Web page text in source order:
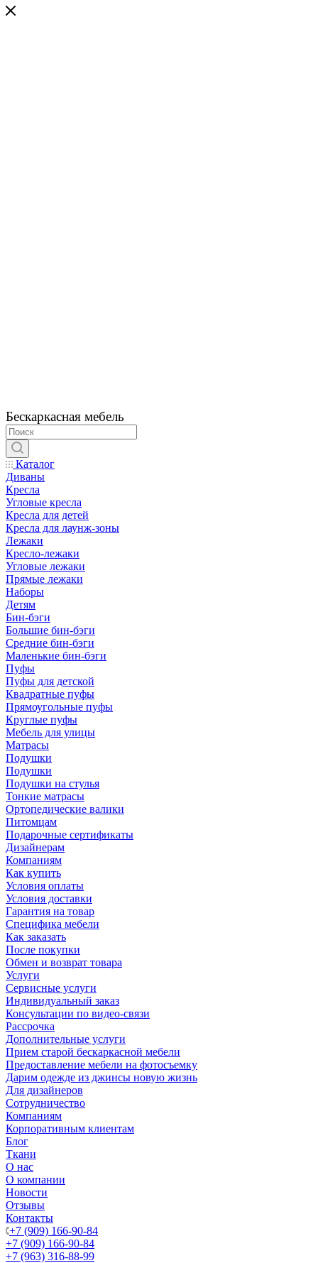
Бескаркасная мебель
Каталог
Диваны
Кресла
Угловые кресла
Кресла для детей
Кресла для лаунж-зоны
Лежаки
Кресло-лежаки
Угловые лежаки
Прямые лежаки
Наборы
Детям
Бин-бэги
Большие бин-бэги
Средние бин-бэги
Маленькие бин-бэги
Пуфы
Пуфы для детской
Квадратные пуфы
Прямоугольные пуфы
Круглые пуфы
Мебель для улицы
Матрасы
Подушки
Подушки
Подушки на стулья
Тонкие матрасы
Ортопедические валики
Питомцам
Подарочные сертификаты
Дизайнерам
Компаниям
Как купить
Условия оплаты
Условия доставки
Гарантия на товар
Специфика мебели
Как заказать
После покупки
Обмен и возврат товара
Услуги
Сервисные услуги
Индивидуальный заказ
Консультации по видео-связи
Рассрочка
Дополнительные услуги
Прием старой бескаркасной мебели
Предоставление мебели на фотосъемку
Дарим одежде из джинсы новую жизнь
Для дизайнеров
Сотрудничество
Компаниям
Корпоративным клиентам
Блог
Ткани
О нас
О компании
Новости
Отзывы
Контакты
+7 (909) 166-90-84
+7 (909) 166-90-84
+7 (963) 316-88-99